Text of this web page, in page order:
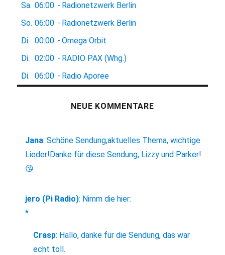
Sa. 06:00 - Radionetzwerk Berlin
So. 06:00 - Radionetzwerk Berlin
Di.
00:00 - Omega Orbit
Di.
02:00 - RADIO PAX (Whg.)
Di.
06:00 - Radio Aporee
NEUE KOMMENTARE
Jana:Schöne Sendung,aktuelles Thema, wichtige
Lieder!Danke für diese Sendung, Lizzy und Parker!
😘
jero (Pi Radio): Nimm die hier:
*
Crasp: Hallo, danke für die Sendung, das war
echt toll.